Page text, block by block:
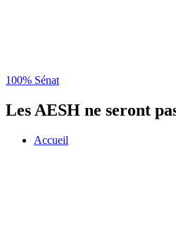
100% Sénat
Les AESH ne seront
Accueil